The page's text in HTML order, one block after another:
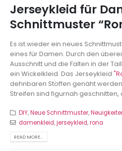
Jerseykleid für
Schnittmuster
Es ist wieder ein neues
eines für Damen. Durch den
Ausschnitt und die Falten in der
ein Wickelkleid. Das Jerseykleid
dehnbaren Stoffen genäht
Streifen sind figurnah geschnitten,
DIY,Neue Schnittmuster,
damenkleid,jerseykleid,rona
READ MORE...